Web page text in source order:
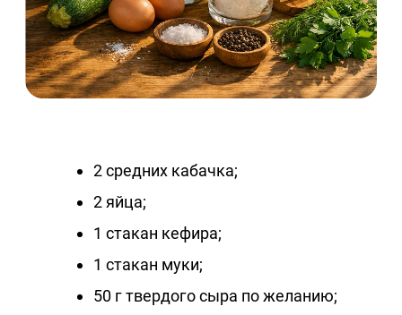
2 средних кабачка;
2 яйца;
1 стакан кефира;
1 стакан муки;
50 г твердого сыра по желанию;